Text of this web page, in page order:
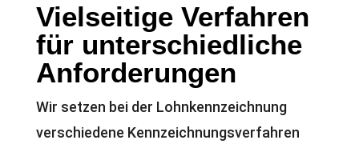
Vielseitige Verfahren
für unterschiedliche
Anforderungen
Wir setzen bei der Lohnkennzeichnung
verschiedene Kennzeichnungsverfahren